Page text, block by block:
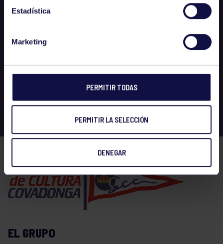
Estadística
Marketing
PERMITIR TODAS
PERMITIR LA SELECCIÓN
DENEGAR
EL GRUPO